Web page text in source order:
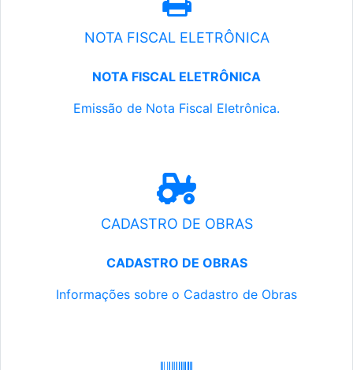
NOTA FISCAL ELETRÔNICA
NOTA FISCAL ELETRÔNICA
Emissão de Nota Fiscal Eletrônica.
CADASTRO DE OBRAS
CADASTRO DE OBRAS
Informações sobre o Cadastro de Obras